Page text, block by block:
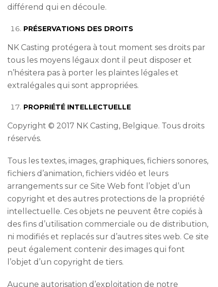
différend qui en découle.
PRÉSERVATIONS DES DROITS
NK Casting protégera à tout moment ses droits par
tous les moyens légaux dont il peut disposer et
n’hésitera pas à porter les plaintes légales et
extralégales qui sont appropriées.
PROPRIÉTÉ INTELLECTUELLE
Copyright © 2017 NK Casting, Belgique. Tous droits
réservés.
Tous les textes, images, graphiques, fichiers sonores,
fichiers d’animation, fichiers vidéo et leurs
arrangements sur ce Site Web font l’objet d’un
copyright et des autres protections de la propriété
intellectuelle. Ces objets ne peuvent être copiés à
des fins d’utilisation commerciale ou de distribution,
ni modifiés et replacés sur d’autres sites web. Ce site
peut également contenir des images qui font
l’objet d’un copyright de tiers.
Aucune autorisation d’exploitation de notre